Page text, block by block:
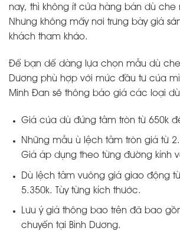
nay, thì không ít cửa hàng bán dù che
Nhưng không mấy nơi trưng bày giá
khách tham khảo.
Để bạn dể dàng lựa chọn mẫu dù che
Dương phù hợp với mức đầu tư của
Minh Đan sẽ thông báo giá các loại
Giá của dù đứng tâm tròn từ 650k
Những mẫu ù lệch tâm tròn giá từ
Giá áp dụng theo từng đường kính
Dù lệch tâm vuông giá giao động
5.350k. Tùy từng kích thước.
Lưu ý giá thông bao trên đã bao
chuyển tại Bình Dương.